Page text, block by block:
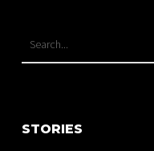
STORIES